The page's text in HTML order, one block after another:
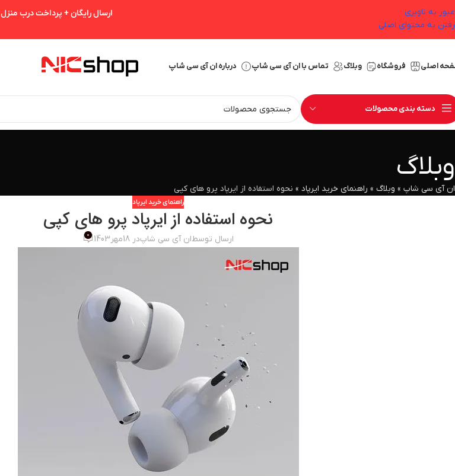
عبور به ناوبری
رفتن به محتوای اصلی
ارسال رایگان + پرداخت درب منزل
اصلی فروشگاه وبلاگ تماس با ان آی سی شاپ درباره ان آی سی شاپ
دسته بندی محصولات
وبلاگ
ان آی سی شاپ » وبلاگ » راهنمای خرید ایرپاد » نحوه استفاده از ایرپاد پرو های کپی
راهنمای خرید ایرپاد
نحوه استفاده از ایرپاد پرو های کپی
ارسال توسطان آی سی شاپدر 18مهر1403 0